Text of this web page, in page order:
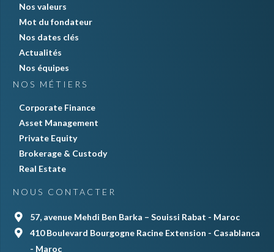
Nos valeurs
Mot du fondateur
Nos dates clés
Actualités
Nos équipes
NOS MÉTIERS
Corporate Finance
Asset Management
Private Equity
Brokerage & Custody
Real Estate
NOUS CONTACTER
57, avenue Mehdi Ben Barka – Souissi Rabat - Maroc
410 Boulevard Bourgogne Racine Extension - Casablanca
- Maroc